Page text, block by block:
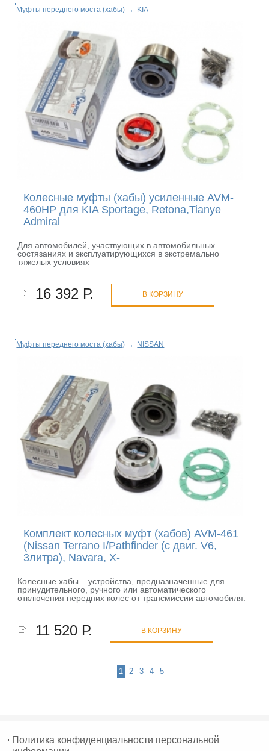
Муфты переднего моста (хабы) → KIA
Колесные муфты (хабы) усиленные AVM-
460HP для KIA Sportage, Retona,Tianye
Admiral
Для автомобилей, участвующих в автомобильных
состязаниях и эксплуатирующихся в экстремально
тяжелых условиях
16 392 Р. В КОРЗИНУ
Муфты переднего моста (хабы) → NISSAN
Комплект колесных муфт (хабов) AVM-461
(Nissan Terrano I/Pathfinder (с двиг. V6,
3литра), Navara, X-
Колесные хабы – устройства, предназначенные для
принудительного, ручного или автоматического
отключения передних колес от трансмиссии автомобиля.
11 520 Р. В КОРЗИНУ
1 2 3 4 5
Политика конфиденциальности персональной